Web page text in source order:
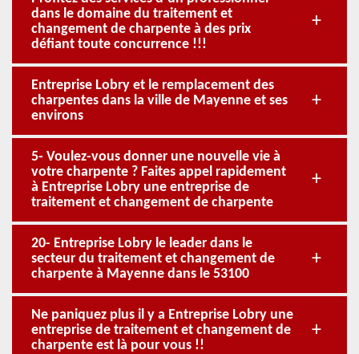
dans le domaine du traitement et
changement de charpente à des prix
défiant toute concurrence !!!
Entreprise Lobry et le remplacement des
charpentes dans la ville de Mayenne et ses
environs
5- Voulez-vous donner une nouvelle vie à
votre charpente ? Faites appel rapidement
à Entreprise Lobry une entreprise de
traitement et changement de charpente
20- Entreprise Lobry le leader dans le
secteur du traitement et changement de
charpente à Mayenne dans le 53100
Ne paniquez plus il y a Entreprise Lobry une
entreprise de traitement et changement de
charpente est là pour vous !!